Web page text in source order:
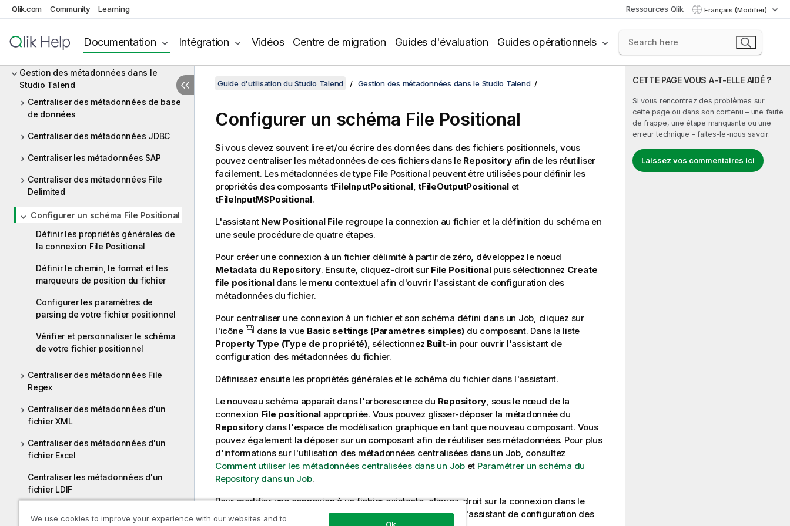
Qlik.com Community Learning Ressources Qlik Français (Modifier)
Documentation Intégration Vidéos Centre de migration Guides d'évaluation Guides opérationnels
Big Data
Profiling de données et qualité de
données
Gestion des métadonnées dans le
Studio Talend
Centraliser des métadonnées de base
de données
Centraliser des métadonnées JDBC
Centraliser les métadonnées SAP
Centraliser des métadonnées File
Delimited
Configurer un schéma File Positional
Définir les propriétés générales de
la connexion File Positional
Définir le chemin, le format et les
marqueurs de position du fichier
Configurer les paramètres de
parsing de votre fichier positionnel
Vérifier et personnaliser le schéma
de votre fichier positionnel
Centraliser des métadonnées File
Regex
Centraliser des métadonnées d'un
fichier XML
Centraliser des métadonnées d'un
fichier Excel
Centraliser les métadonnées d'un
fichier LDIF
fichier JSON
CETTE PAGE VOUS A-T-ELLE AIDÉ ?
Si vous rencontrez des problèmes sur
cette page ou dans son contenu – une faute
de frappe, une étape manquante ou une
erreur technique – faites-le-nous savoir.
Laissez vos commentaires ici
Guide d'utilisation du Studio Talend Gestion des métadonnées dans le Studio Talend
Configurer un schéma File Positional
Si vous devez souvent lire et/ou écrire des données dans des fichiers positionnels, vous
pouvez centraliser les métadonnées de ces fichiers dans le Repositoryafin de les réutiliser
facilement. Les métadonnées de type File Positional peuvent être utilisées pour définir les
propriétés des composants tFileInputPositional, tFileOutputPositionalet
tFileInputMSPositional.
L'assistant New Positional File regroupe la connexion au fichier et la définition du schéma en
une seule procédure de quatre étapes.
Pour créer une connexion à un fichier délimité à partir de zéro, développez le nœud
Metadata du Repository. Ensuite, cliquez-droit sur File Positionalpuis sélectionnez Create
file positionaldans le menu contextuel afin d'ouvrir l'assistant de configuration des
métadonnées du fichier.
Pour centraliser une connexion à un fichier et son schéma défini dans un Job, cliquez sur
l'icône
dans la vue Basic settings (Paramètres simples) du composant. Dans la liste
Property Type (Type de propriété), sélectionnez Built-in pour ouvrir l'assistant de
configuration des métadonnées du fichier.
Définissez ensuite les propriétés générales et le schéma du fichier dans l'assistant.
Le nouveau schéma apparaît dans l'arborescence du Repository, sous le nœud de la
connexion File positionalappropriée. Vous pouvez glisser-déposer la métadonnée du
Repositorydans l'espace de modélisation graphique en tant que nouveau composant. Vous
pouvez également la déposer sur un composant afin de réutiliser ses métadonnées. Pour plus
d'informations sur l'utilisation des métadonnées centralisées dans un Job, consultez
Comment utiliser les métadonnées centralisées dans un Jobet Paramétrer un schéma du
Repository dans un Job.
Pour modifier une connexion à un fichier existante, cliquez-droit sur la connexion dans le
Repository
et sélectionnezEdit file positionalafin d'ouvrir l'assistant de configuration des
We use cookies to improve your experience with our websites and to